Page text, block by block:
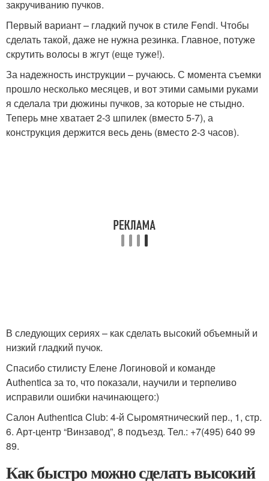
закручиванию пучков.
Первый вариант – гладкий пучок в стиле Fendi. Чтобы
сделать такой, даже не нужна резинка. Главное, потуже
скрутить волосы в жгут (еще туже!).
За надежность инструкции – ручаюсь. С момента съемки
прошло несколько месяцев, и вот этими самыми руками
я сделала три дюжины пучков, за которые не стыдно.
Теперь мне хватает 2-3 шпилек (вместо 5-7), а
конструкция держится весь день (вместо 2-3 часов).
В следующих сериях – как сделать высокий объемный и
низкий гладкий пучок.
Спасибо стилисту Елене Логиновой и команде
Authentica за то, что показали, научили и терпеливо
исправили ошибки начинающего:)
Салон Authentica Club: 4-й Сыромятнический пер., 1, стр.
6. Арт-центр “Винзавод”, 8 подъезд. Тел.: +7(495) 640 99
89.
Как быстро можно сделать высокий